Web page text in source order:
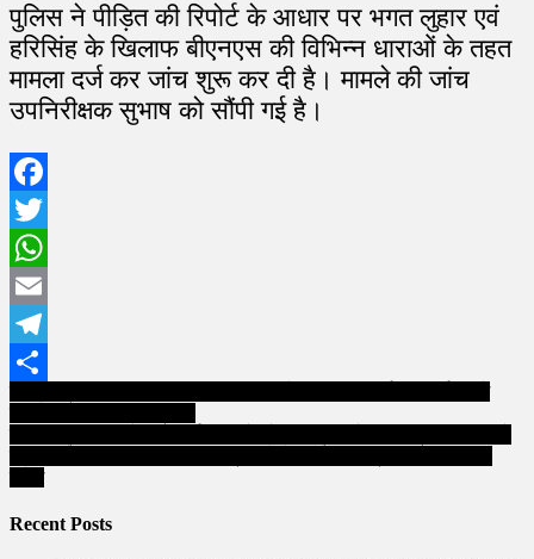
पुलिस ने पीड़ित की रिपोर्ट के आधार पर भगत लुहार एवं
हरिसिंह के खिलाफ बीएनएस की विभिन्न धाराओं के तहत
मामला दर्ज कर जांच शुरू कर दी है। मामले की जांच
उपनिरीक्षक सुभाष को सौंपी गई है।
Facebook
Twitter
WhatsApp
Email
Telegram
Share
Post
navigation
Recent Posts